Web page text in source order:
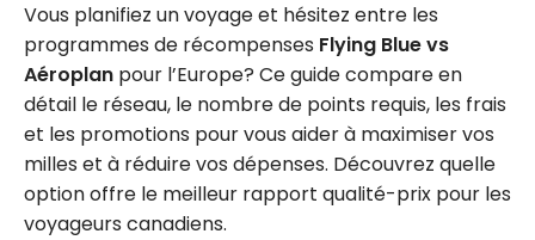
Vous planifiez un voyage et hésitez entre les
programmes de récompenses Flying Bluevs
Aéroplan pour l’Europe? Ce guide compare en
détail le réseau, le nombre de points requis, les frais
et les promotions pour vous aider à maximiser vos
milles et à réduire vos dépenses. Découvrez quelle
option offre le meilleur rapport qualité-prix pour les
voyageurs canadiens.